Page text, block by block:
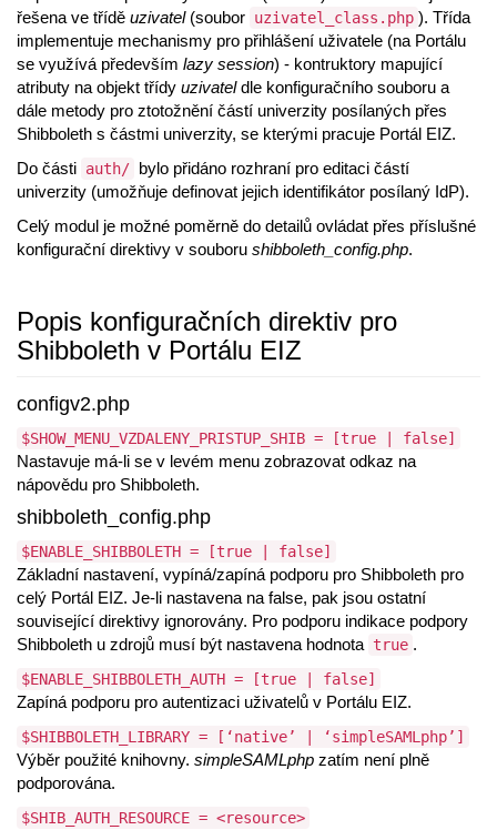
řešena ve třídě uzivatel(soubor uzivatel_class.php ). Třída
implementuje mechanismy pro přihlášení uživatele (na Portálu
se využívá především lazy session) - kontruktory mapující
atributy na objekt třídy uzivateldle konfiguračního souboru a
dále metody pro ztotožnění částí univerzity posílaných přes
Shibboleth s částmi univerzity, se kterými pracuje Portál EIZ.
Do části auth/ bylo přidáno rozhraní pro editaci částí
univerzity (umožňuje definovat jejich identifikátor posílaný IdP).
Celý modul je možné poměrně do detailů ovládat přes příslušné
konfigurační direktivy v souboru shibboleth_config.php.
Popis konfiguračních direktiv pro
Shibboleth v Portálu EIZ
configv2.php
$SHOW_MENU_VZDALENY_PRISTUP_SHIB = [true | false]
Nastavuje má-li se v levém menu zobrazovat odkaz na
nápovědu pro Shibboleth.
shibboleth_config.php
$ENABLE_SHIBBOLETH = [true | false]
Základní nastavení, vypíná/zapíná podporu pro Shibboleth pro
celý Portál EIZ. Je-li nastavena na false, pak jsou ostatní
související direktivy ignorovány. Pro podporu indikace podpory
Shibboleth u zdrojů musí být nastavena hodnota true .
$ENABLE_SHIBBOLETH_AUTH = [true | false]
Zapíná podporu pro autentizaci uživatelů v Portálu EIZ.
$SHIBBOLETH_LIBRARY = [‘native’ | ‘simpleSAMLphp’]
Výběr použité knihovny. simpleSAMLphp zatím není plně
podporována.
$SHIB_AUTH_RESOURCE = <resource>